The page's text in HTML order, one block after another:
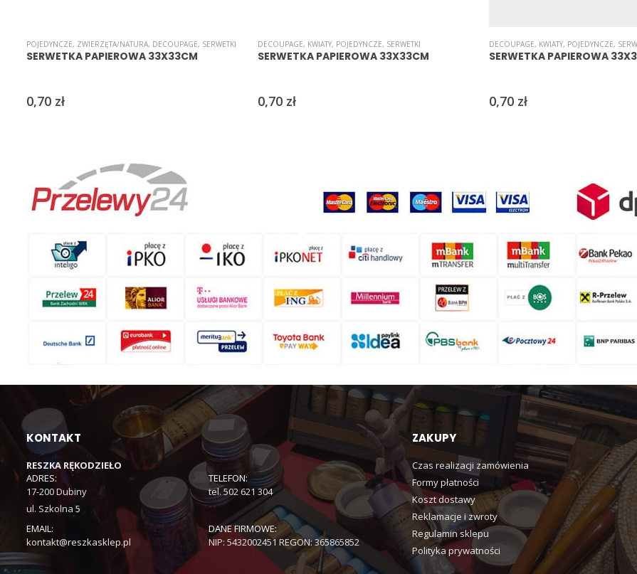
POJEDYNCZE, ZWIERZĘTA/NATURA, DECOUPAGE, SERWETKI
SERWETKA PAPIEROWA 33X33CM
0,70 zł
DECOUPAGE, KWIATY, POJEDYNCZE, SERWETKI
SERWETKA PAPIEROWA 33X33CM
0,70 zł
DECOUPAGE, KWIATY, POJEDYNCZE,
SERWETKA PAPIEROWA
0,70 zł
KONTAKT
RESZKA RĘKODZIEŁO
ADRES:
17-200 Dubiny
ul. Szkolna 5
TELEFON:
tel. 502 621 304
EMAIL:
kontakt@reszkasklep.pl
DANE FIRMOWE:
NIP: 5432002451 REGON: 365865852
ZAKUPY
Czas realizacji zamówienia
Formy płatności
Koszt dostawy
Reklamacje i zwroty
Regulamin sklepu
Polityka prywatności